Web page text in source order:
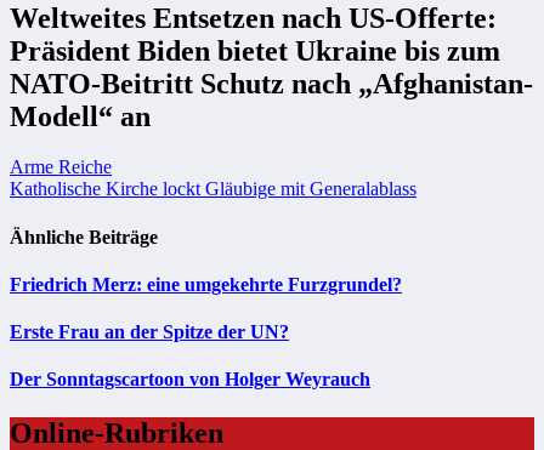
Weltweites Entsetzen nach US-Offerte:
Präsident Biden bietet Ukraine bis zum
NATO-Beitritt Schutz nach „Afghanistan-
Modell“ an
Beitragsnavigation
Arme Reiche
Katholische Kirche lockt Gläubige mit Generalablass
Ähnliche Beiträge
Friedrich Merz: eine umgekehrte Furzgrundel?
Erste Frau an der Spitze der UN?
Der Sonntagscartoon von Holger Weyrauch
Online-Rubriken